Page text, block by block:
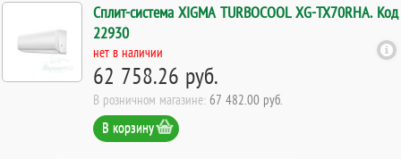
Сплит-система XIGMA TURBOCOOL XG-TX70RHA. Код
22930
нет в наличии
62 758.26 руб.
В розничном магазине: 67 482.00 руб.
В корзину